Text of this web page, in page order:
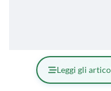
Leggi gli